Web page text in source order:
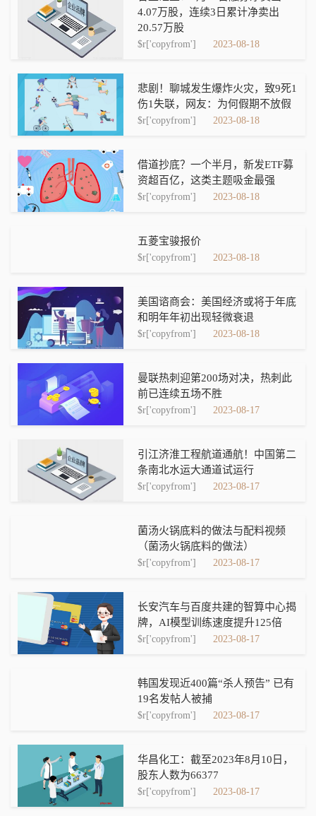
4.07万股，连续3日累计净卖出
20.57万股
$r['copyfrom'] 2023-08-18
悲剧！聊城发生爆炸火灾，致9死1
伤1失联，网友：为何假期不放假
$r['copyfrom'] 2023-08-18
借道抄底？一个半月，新发ETF募
资超百亿，这类主题吸金最强
$r['copyfrom'] 2023-08-18
五菱宝骏报价
$r['copyfrom'] 2023-08-18
美国谘商会：美国经济或将于年底
和明年年初出现轻微衰退
$r['copyfrom'] 2023-08-18
曼联热刺迎第200场对决，热刺此
前已连续五场不胜
$r['copyfrom'] 2023-08-17
引江济淮工程航道通航！中国第二
条南北水运大通道试运行
$r['copyfrom'] 2023-08-17
菌汤火锅底料的做法与配料视频
（菌汤火锅底料的做法）
$r['copyfrom'] 2023-08-17
长安汽车与百度共建的智算中心揭
牌，AI模型训练速度提升125倍
$r['copyfrom'] 2023-08-17
韩国发现近400篇“杀人预告” 已有
19名发帖人被捕
$r['copyfrom'] 2023-08-17
华昌化工：截至2023年8月10日，
股东人数为66377
$r['copyfrom'] 2023-08-17